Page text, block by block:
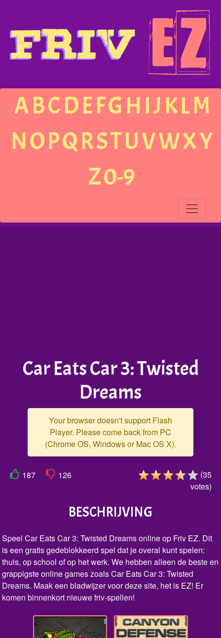
ABCDEFGH IJ KLM
NOPQRSTUVWXY
Z0-9
Car Eats Car 3: Twisted
Dreams
Your browser doesn't support Flash
Player. Please come back from PC
(Chrome OS, Windows or Mac OS X).
187 126 (35
votes)
BESCHRIJVING
Speel Car Eats Car 3: Twisted Dreams online op Friv EZ. Dit
is een gratis gedeblokkeerd spel dat je overal kunt spelen:
thuis, op school of op het werk. We hebben alleen de beste en
grappigste online games zoals Car Eats Car 3: Twisted
Dreams. Maak een bladwijzer voor deze site, het is EZ! Er
komen binnenkort nieuwe friv-spellen!